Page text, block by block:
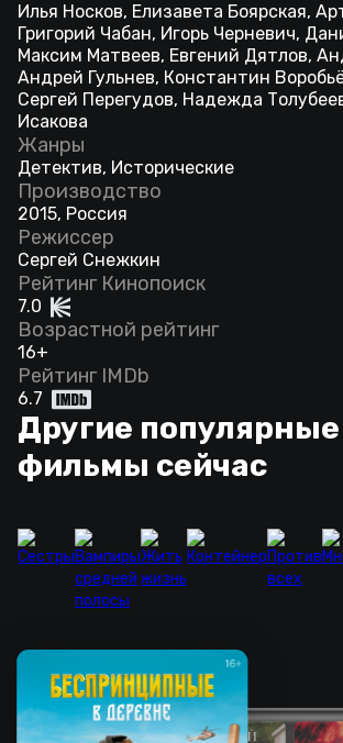
Илья Носков, Елизавета Боярская,
Григорий Чабан, Игорь Черневич,
Максим Матвеев, Евгений Дятлов,
Андрей Гульнев, Константин
Сергей Перегудов, Надежда
Исакова
Жанры
Детектив, Исторические
Производство
2015, Россия
Возрастной рейтинг
16+
Режиссер
Сергей Снежкин
Рейтинг Кинопоиск
7.0
Рейтинг IMDb
6.7
Другие популярные
фильмы сейчас